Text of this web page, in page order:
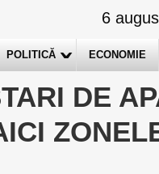
6
POLITICĂ ECONOMIE
DE